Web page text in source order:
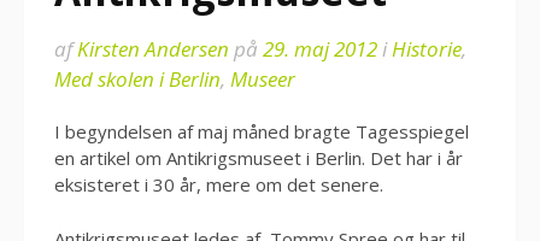
afKirsten Andersen på 29. maj 2012iHistorie,
Med skolen i Berlin, Museer
I begyndelsen af maj måned bragte Tagesspiegel
en artikel om Antikrigsmuseet i Berlin. Det har i år
eksisteret i 30 år, mere om det senere.